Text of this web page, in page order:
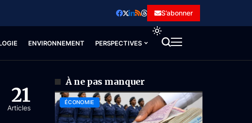
S’abonner
ENVIRONNEMENT PERSPECTIVES
21
Articles
À ne pas manquer
ÉCONOMIE